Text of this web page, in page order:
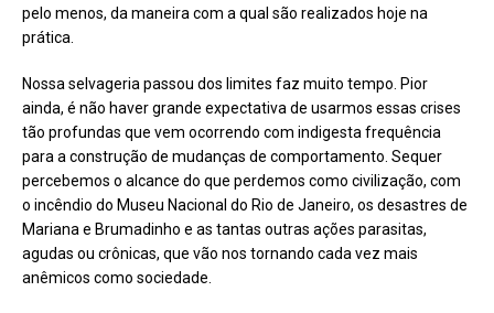
pelo menos, da maneira com a qual são realizados hoje na
prática.
Nossa selvageria passou dos limites faz muito tempo. Pior
ainda, é não haver grande expectativa de usarmos essas crises
tão profundas que vem ocorrendo com indigesta frequência
para a construção de mudanças de comportamento. Sequer
percebemos o alcance do que perdemos como civilização, com
o incêndio do Museu Nacional do Rio de Janeiro, os desastres de
Mariana e Brumadinho e as tantas outras ações parasitas,
agudas ou crônicas, que vão nos tornando cada vez mais
anêmicos como sociedade.